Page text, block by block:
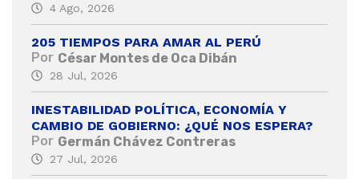
4 Ago, 2026
205 TIEMPOS PARA AMAR AL PERÚ
Por César Montes de Oca Dibán
28 Jul, 2026
INESTABILIDAD POLÍTICA, ECONOMÍA Y
CAMBIO DE GOBIERNO: ¿QUÉ NOS ESPERA?
Por Germán Chávez Contreras
27 Jul, 2026